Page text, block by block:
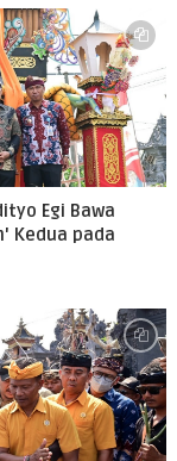
Egi Bawa
Kedua pada